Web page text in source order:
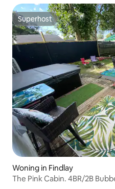
Superhost
Superhost
Woning in Findlay
The Pink Cabin. 4BR/2B